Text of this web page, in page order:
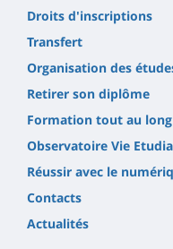
Droits d'inscriptions
Transfert
Organisation des
Retirer son diplôme
Formation tout au
Observatoire Vie
Réussir avec le
Contacts
Actualités